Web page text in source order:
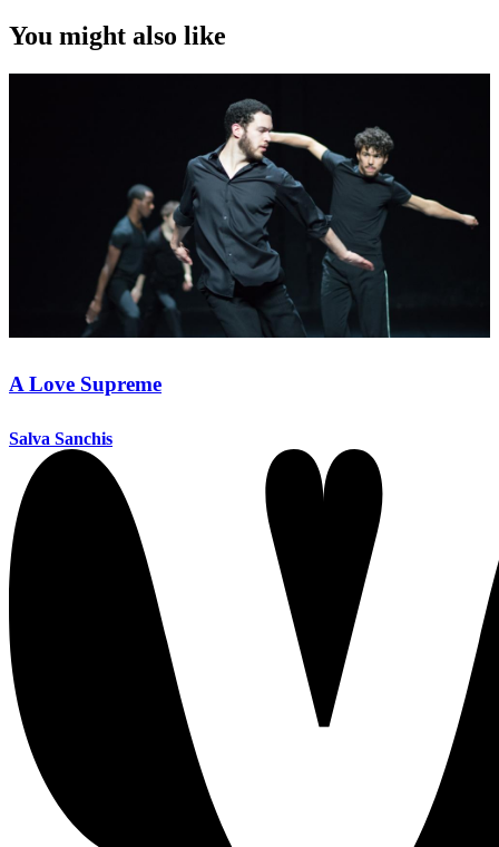
You might also like
A Love Supreme
Salva Sanchis